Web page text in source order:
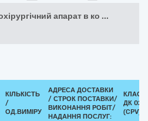
апарат в ко ...
КІЛЬКІСТЬ
/
ОД.ВИМІРУ
АДРЕСА ДОСТАВКИ
/ СТРОК ПОСТАВКИ/
ВИКОНАННЯ РОБІТ/
НАДАННЯ ПОСЛУГ:
ДК
(CPV)